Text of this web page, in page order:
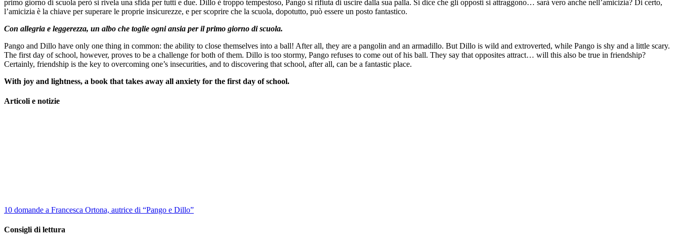
primo giorno di scuola però si rivela una sfida per tutti e due. Dillo è troppo tempestoso, Pango si rifiuta di uscire dalla sua palla. Si dice che gli opposti si attraggono… sarà vero anche nell’amicizia? Di certo,
l’amicizia è la chiave per superare le proprie insicurezze, e per scoprire che la scuola, dopotutto, può essere un posto fantastico.
Con allegria e leggerezza, un albo che toglie ogni ansia per il primo giorno di scuola.
Pango and Dillo have only one thing in common: the ability to close themselves into a ball! After all, they are a pangolin and an armadillo. But Dillo is wild and extroverted, while Pango is shy and a little scary.
The first day of school, however, proves to be a challenge for both of them. Dillo is too stormy, Pango refuses to come out of his ball. They say that opposites attract… will this also be true in friendship?
Certainly, friendship is the key to overcoming one’s insecurities, and to discovering that school, after all, can be a fantastic place.
With joy and lightness, a book that takes away all anxiety for the first day of school.
Articoli e notizie
10 domande a Francesca Ortona, autrice di “Pango e Dillo”
Consigli di lettura